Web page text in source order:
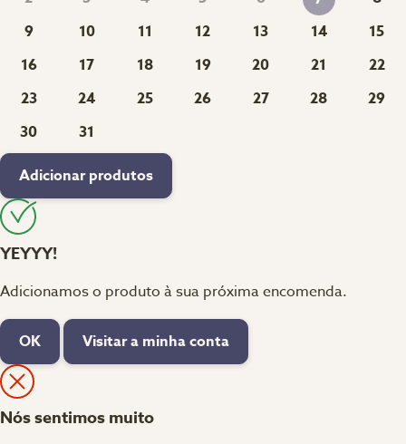
9
10 11 12 13 14
15
16
17 18 19 20 21
22
23
24 25 26 27 28
29
30
31
Adicionar produtos
YEYYY!
Adicionamos o produto à sua próxima encomenda.
OK Visitar a minha conta
Nós sentimos muito